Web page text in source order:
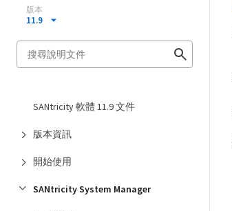
版本
11.9
SANtricity 軟體 11.9 文件
版本資訊
開始使用
SANtricity System Manager